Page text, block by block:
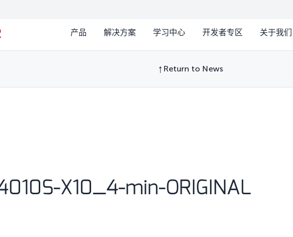
产品 解决方案 学习中心 开发者专区 关于我们
Return to News
X10_4-min-ORIGINAL